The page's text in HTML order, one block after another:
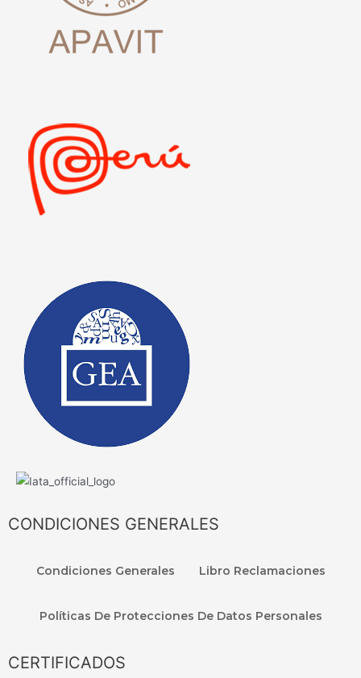
CONDICIONES GENERALES
Condiciones Generales Libro Reclamaciones
Políticas De Protecciones De Datos Personales
CERTIFICADOS